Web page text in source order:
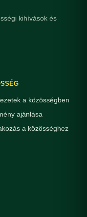
kihívások és
a közösségben
ajánlása
a közösséghez